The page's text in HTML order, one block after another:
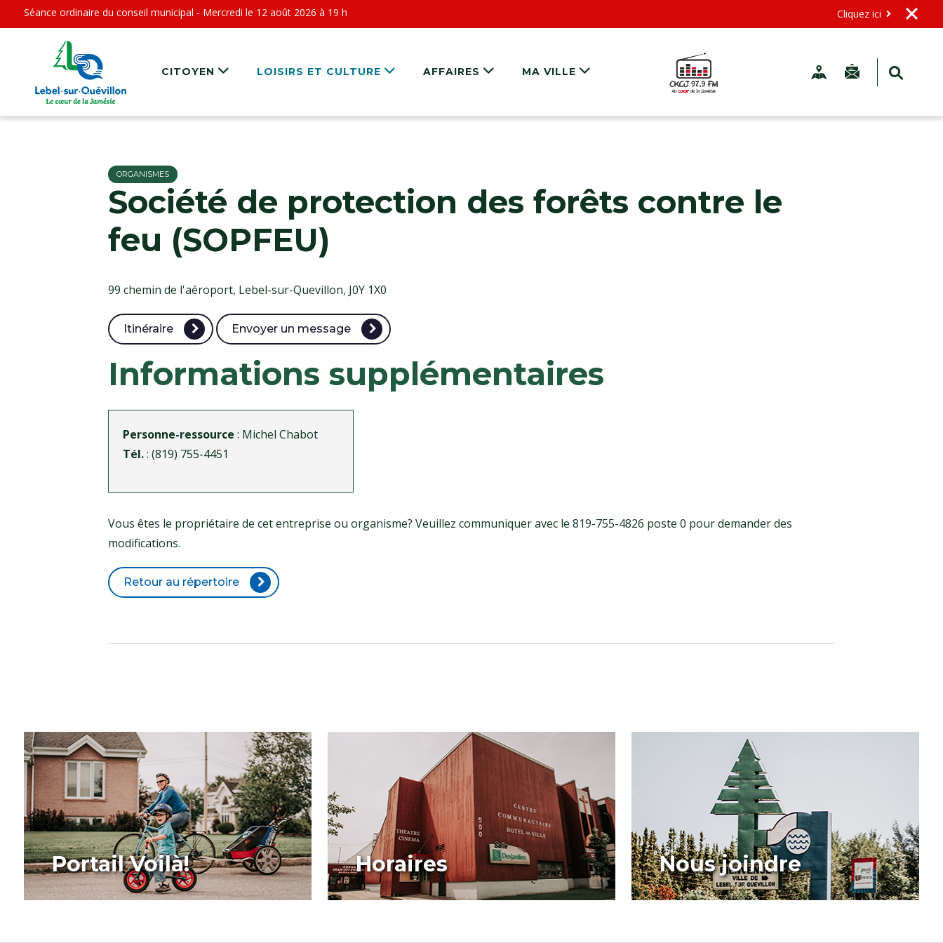
Séance ordinaire du conseil municipal - Mercredi le 12 août 2026 à 19 h Cliquez ici
CITOYEN LOISIRS ET CULTURE AFFAIRES MA VILLE
ORGANISMES
Société de protection des forêts contre le
feu (SOPFEU)
99 chemin de l'aéroport, Lebel-sur-Quevillon, J0Y 1X0
Itinéraire Envoyer un message
Informations supplémentaires
Personne-ressource : Michel Chabot
Tél.: (819) 755-4451
Vous êtes le propriétaire de cet entreprise ou organisme? Veuillez communiquer avec le 819-755-4826 poste 0 pour demander des
modifications.
Retour au répertoire
Portail Voilà! Horaires Nous joindre